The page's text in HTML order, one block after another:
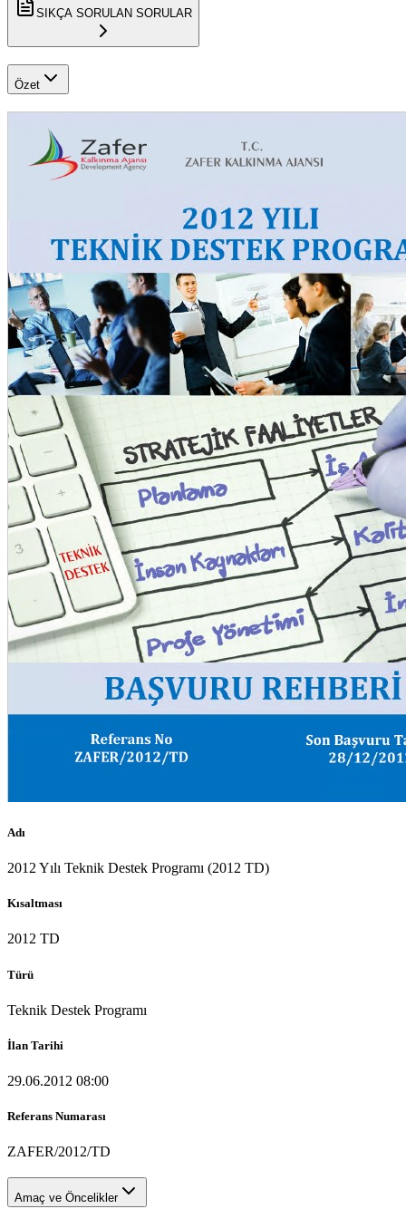
SIKÇA SORULAN SORULAR
Özet
Adı
2012 Yılı Teknik Destek Programı (2012 TD)
Kısaltması
2012 TD
Türü
Teknik Destek Programı
İlan Tarihi
29.06.2012 08:00
Referans Numarası
ZAFER/2012/TD
Amaç ve Öncelikler